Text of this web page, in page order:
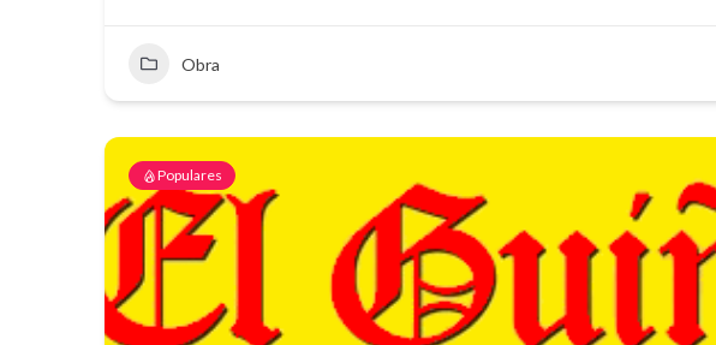
Obra
Populares